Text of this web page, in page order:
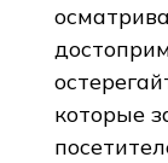
которые